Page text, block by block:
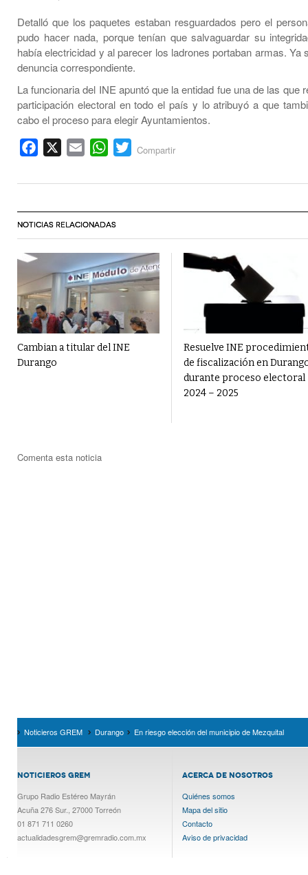
Detalló que los paquetes estaban resguardados pero el
pudo hacer nada, porque tenían que salvaguardar su
había electricidad y al parecer los ladrones portaban armas. Ya
denuncia correspondiente.
La funcionaria del INE apuntó que la entidad fue una de las que
participación electoral en todo el país y lo atribuyó a que
cabo el proceso para elegir Ayuntamientos.
Facebook Email WhatsApp
Twitter
Compartir
NOTICIAS RELACIONADAS
Cambian a titular del INE
Durango
Resuelve INE
de fiscalización en
durante proceso electoral
2024 – 2025
Comenta esta noticia
Noticieros GREM Durango En riesgo elección del municipio de Mezquital
NOTICIEROS GREM
Grupo Radio Estéreo Mayrán
Acuña 276 Sur., 27000 Torreón
01 871 711 0260
actualidadesgrem@gremradio.com.mx
ACERCA DE NOSOTROS
Quiénes somos
Mapa del sitio
Contacto
Aviso de privacidad